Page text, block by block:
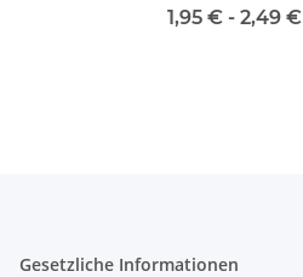
1,95 € - 2,49 €
Gesetzliche Informationen